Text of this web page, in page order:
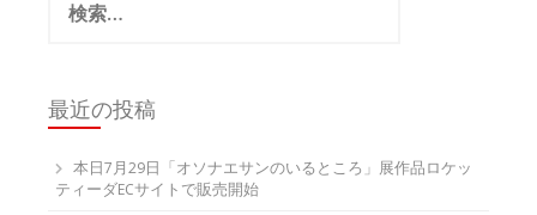
最近の投稿
本日7月29日「オソナエサンのいるところ」展作品ロケッ
ティーダECサイトで販売開始